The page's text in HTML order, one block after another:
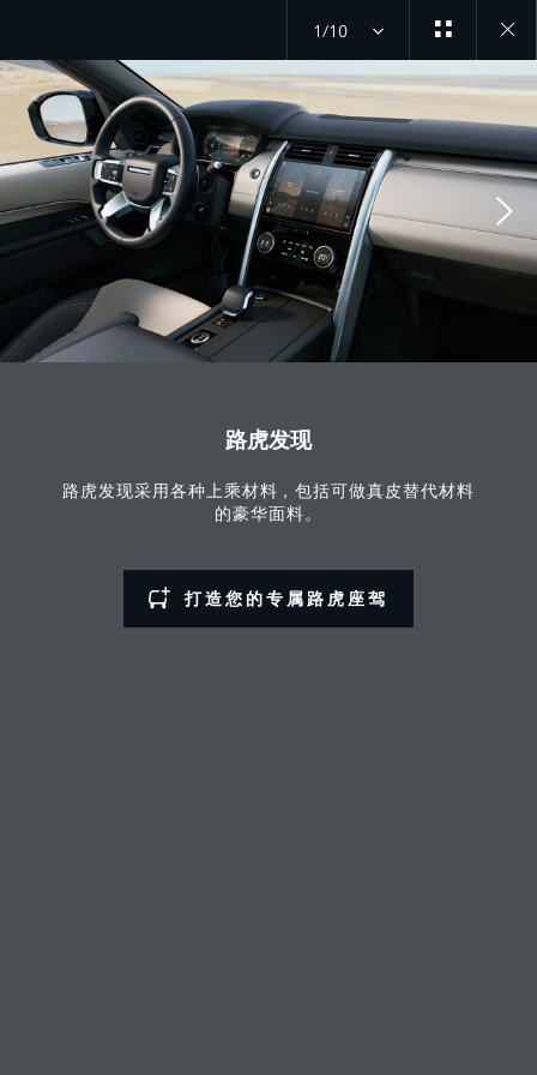
1/10
Close
gallery
路虎发现
路虎发现采用各种上乘材料，包括可做真皮替代材料
的豪华面料。
打造您的专属路虎座驾